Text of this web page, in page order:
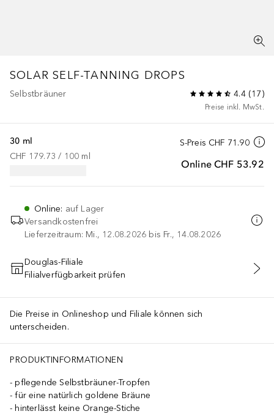
SOLAR SELF-TANNING DROPS
Selbstbräuner 4.4(17)
Preise inkl. MwSt.
S-Preis CHF 71.90
Online CHF 53.92
30 ml
CHF 179.73 / 100 ml
Online: auf Lager
Versandkostenfrei
Lieferzeitraum: Mi., 12.08.2026 bis Fr., 14.08.2026
IN DEN WARENKORB
Douglas-Filiale
Filialverfügbarkeit prüfen
Die Preise in Onlineshop und Filiale können sich
unterscheiden.
PRODUKTINFORMATIONEN
pflegende Selbstbräuner-Tropfen
für eine natürlich goldene Bräune
hinterlässt keine Orange-Stiche